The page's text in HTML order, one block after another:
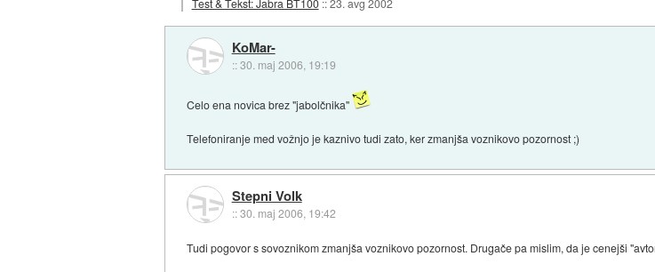
Test & Tekst: Jabra BT100 ::23. avg 2002
KoMar-
::30. maj 2006, 19:19
Celo ena novica brez "jabolčnika"
Telefoniranje med vožnjo je kaznivo tudi zato, ker zmanjša voznikovo pozornost ;)
Stepni Volk
::30. maj 2006, 19:42
Tudi pogovor s sovoznikom zmanjša voznikovo pozornost. Drugače pa mislim, da je cenejši